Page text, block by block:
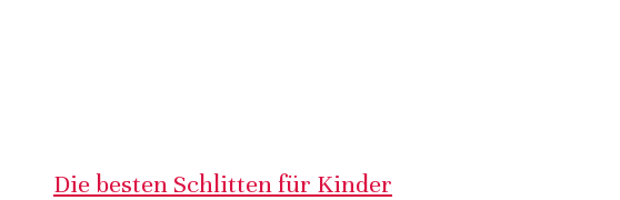
Die besten Schlitten für Kinder